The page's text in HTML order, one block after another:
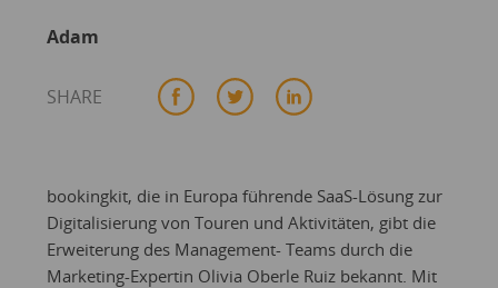
Adam
SHARE
bookingkit, die in Europa führende SaaS-Lösung zur
Digitalisierung von Touren und Aktivitäten, gibt die
Erweiterung des Management- Teams durch die
Marketing-Expertin Olivia Oberle Ruiz bekannt. Mit